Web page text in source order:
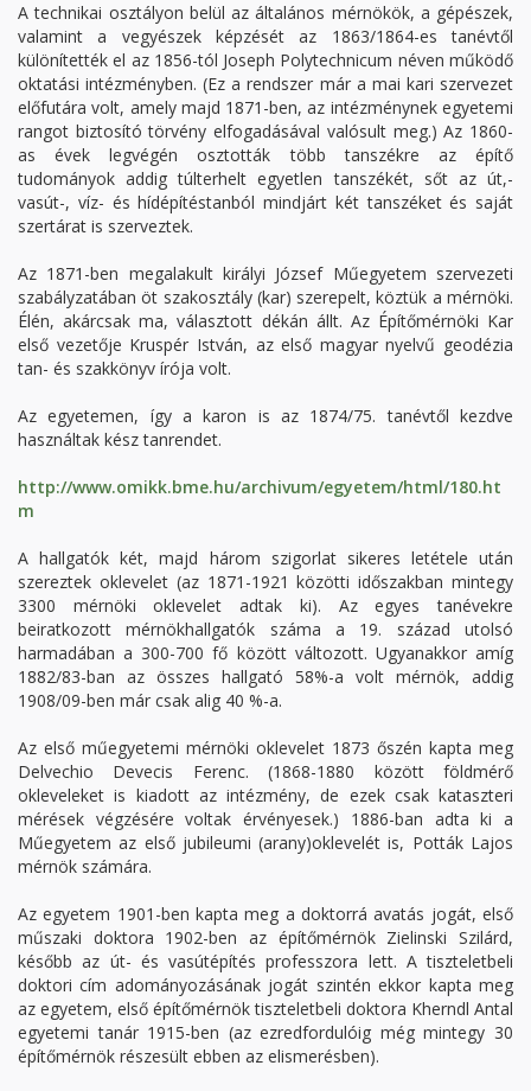
A technikai osztályon belül az általános mérnökök, a gépészek,
valamint a vegyészek képzését az 1863/1864-es tanévtől
különítették el az 1856-tól Joseph Polytechnicum néven működő
oktatási intézményben. (Ez a rendszer már a mai kari szervezet
előfutára volt, amely majd 1871-ben, az intézménynek egyetemi
rangot biztosító törvény elfogadásával valósult meg.) Az 1860-
as évek legvégén osztották több tanszékre az építő
tudományok addig túlterhelt egyetlen tanszékét, sőt az út,-
vasút-, víz- és hídépítéstanból mindjárt két tanszéket és saját
szertárat is szerveztek.
Az 1871-ben megalakult királyi József Műegyetem szervezeti
szabályzatában öt szakosztály (kar) szerepelt, köztük a mérnöki.
Élén, akárcsak ma, választott dékán állt. Az Építőmérnöki Kar
első vezetője Kruspér István, az első magyar nyelvű geodézia
tan- és szakkönyv írója volt.
Az egyetemen, így a karon is az 1874/75. tanévtől kezdve
használtak kész tanrendet.
http://www.omikk.bme.hu/archivum/egyetem/html/180.ht
m
A hallgatók két, majd három szigorlat sikeres letétele után
szereztek oklevelet (az 1871-1921 közötti időszakban mintegy
3300 mérnöki oklevelet adtak ki). Az egyes tanévekre
beiratkozott mérnökhallgatók száma a 19. század utolsó
harmadában a 300-700 fő között változott. Ugyanakkor amíg
1882/83-ban az összes hallgató 58%-a volt mérnök, addig
1908/09-ben már csak alig 40 %-a.
Az első műegyetemi mérnöki oklevelet 1873 őszén kapta meg
Delvechio Devecis Ferenc. (1868-1880 között földmérő
okleveleket is kiadott az intézmény, de ezek csak kataszteri
mérések végzésére voltak érvényesek.) 1886-ban adta ki a
Műegyetem az első jubileumi (arany)oklevelét is, Pották Lajos
mérnök számára.
Az egyetem 1901-ben kapta meg a doktorrá avatás jogát, első
műszaki doktora 1902-ben az építőmérnök Zielinski Szilárd,
később az út- és vasútépítés professzora lett. A tiszteletbeli
doktori cím adományozásának jogát szintén ekkor kapta meg
az egyetem, első építőmérnök tiszteletbeli doktora Kherndl Antal
egyetemi tanár 1915-ben (az ezredfordulóig még mintegy 30
építőmérnök részesült ebben az elismerésben).